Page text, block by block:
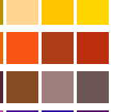
er perfekt auf
Kunden
werden